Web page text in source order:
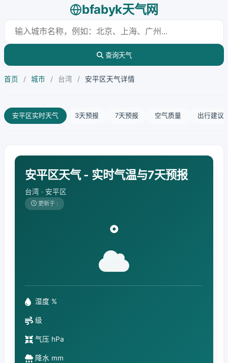
bfabyk天气网
查询天气
首页 / 城市 / 台湾 / 安平区天气详情
安平区实时天气 3天预报 7天预报 空气质量 出行建议
安平区天气 - 实时气温与7天预报
台湾 · 安平区
更新于 :
°
湿度 %
级
气压 hPa
降水 mm